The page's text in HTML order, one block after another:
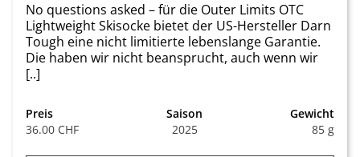
No questions asked – für die Outer Limits OTC
Lightweight Skisocke bietet der US-Hersteller Darn
Tough eine nicht limitierte lebenslange Garantie.
Die haben wir nicht beansprucht, auch wenn wir
[..]
Preis
36.00 CHF
Saison
2025
Gewicht
85 g